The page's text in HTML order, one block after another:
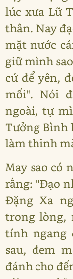
lúc xưa Lữ
thân. Nay
mặt nước
giữ mình
cứ để yên,
mối". Nói
ngoài, tự
Tưởng Bình
làm thinh
May sao có
rằng: "Đạo
Đặng Xa
trong lòng,
tính ngang
sau, đem
đánh cho